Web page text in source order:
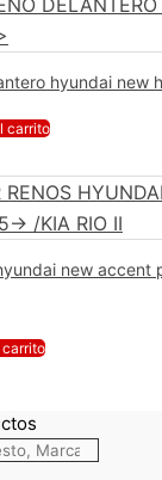
hyundai new
carrito
new accent
carrito